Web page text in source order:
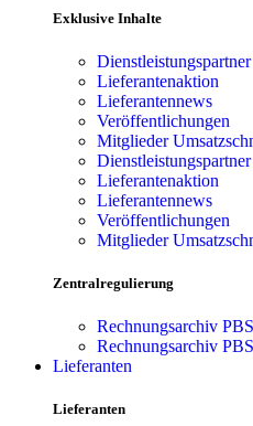
Exklusive Inhalte
Dienstleistungspartner
Lieferantenaktion
Lieferantennews
Veröffentlichungen
Mitglieder
Dienstleistungspartner
Lieferantenaktion
Lieferantennews
Veröffentlichungen
Mitglieder
Zentralregulierung
Rechnungsarchiv
Rechnungsarchiv
Lieferanten
Lieferanten